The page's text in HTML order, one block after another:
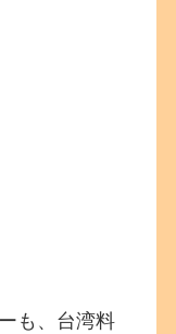
も、台湾料